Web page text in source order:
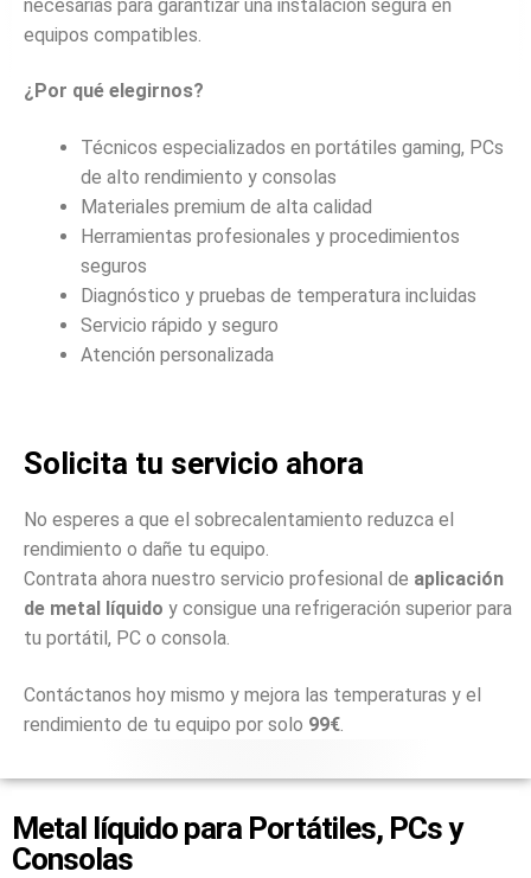
necesarias para garantizar una instalación segura en
equipos compatibles.
¿Por qué elegirnos?
Técnicos especializados en portátiles gaming, PCs
de alto rendimiento y consolas
Materiales premium de alta calidad
Herramientas profesionales y procedimientos
seguros
Diagnóstico y pruebas de temperatura incluidas
Servicio rápido y seguro
Atención personalizada
Solicita tu servicio ahora
No esperes a que el sobrecalentamiento reduzca el
rendimiento o dañe tu equipo.
Contrata ahora nuestro servicio profesional de aplicación
de metal líquido y consigue una refrigeración superior para
tu portátil, PC o consola.
Contáctanos hoy mismo y mejora las temperaturas y el
rendimiento de tu equipo por solo 99€.
Metal líquido para Portátiles, PCs y
Consolas